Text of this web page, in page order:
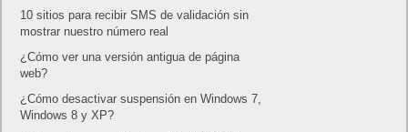
10 sitios para recibir SMS de validación sin
mostrar nuestro número real
¿Cómo ver una versión antigua de página
web?
¿Cómo desactivar suspensión en Windows 7,
Windows 8 y XP?